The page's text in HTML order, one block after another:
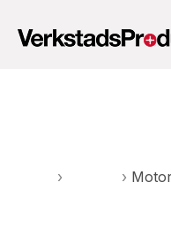
› ›